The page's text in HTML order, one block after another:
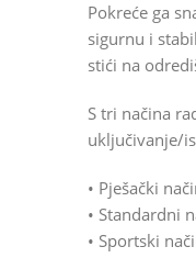
Pokreće ga
sigurnu i
stići na
S tri načina
uključivanje/
• Pješački
• Standardni
• Sportski